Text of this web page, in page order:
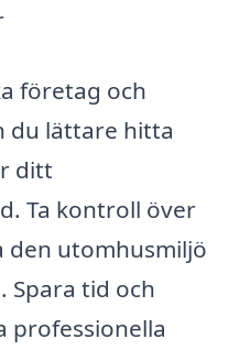
företag och
du lättare hitta
ditt
Ta kontroll över
den utomhusmiljö
Spara tid och
professionella